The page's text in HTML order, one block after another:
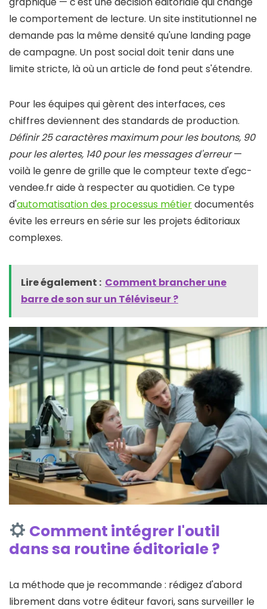
le comportement de lecture. Un site institutionnel ne
demande pas la même densité qu'une landing page
de campagne. Un post social doit tenir dans une
limite stricte, là où un article de fond peut s'étendre.
Pour les équipes qui gèrent des interfaces, ces
chiffres deviennent des standards de production.
Définir 25 caractères maximum pour les boutons, 90
pour les alertes, 140 pour les messages d'erreur—
voilà le genre de grille que le compteur texte d'egc-
vendee.fr aide à respecter au quotidien. Ce type
d'automatisation des processus métierdocumentés
évite les erreurs en série sur les projets éditoriaux
complexes.
Lire également : Comment brancher une
barre de son sur un Téléviseur​ ?
Comment intégrer l'outil
dans sa routine éditoriale ?
La méthode que je recommande : rédigez d'abord
librement dans votre éditeur favori, sans surveiller le